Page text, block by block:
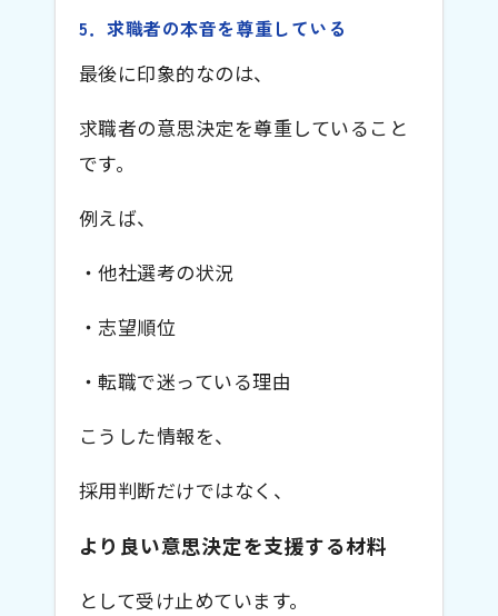
5．求職者の本音を尊重している
最後に印象的なのは、
求職者の意思決定を尊重していること
です。
例えば、
・他社選考の状況
・志望順位
・転職で迷っている理由
こうした情報を、
採用判断だけではなく、
より良い意思決定を支援する材料
として受け止めています。